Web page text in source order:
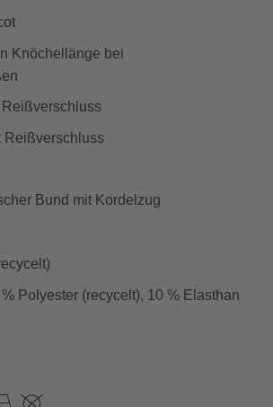
Knöchellänge bei
Reißverschluss
Bund mit Kordelzug
Polyester (recycelt), 10 % Elasthan